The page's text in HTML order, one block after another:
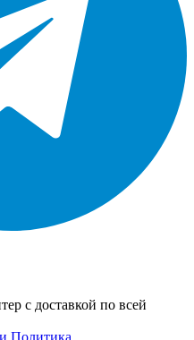
с доставкой по всей
Политика